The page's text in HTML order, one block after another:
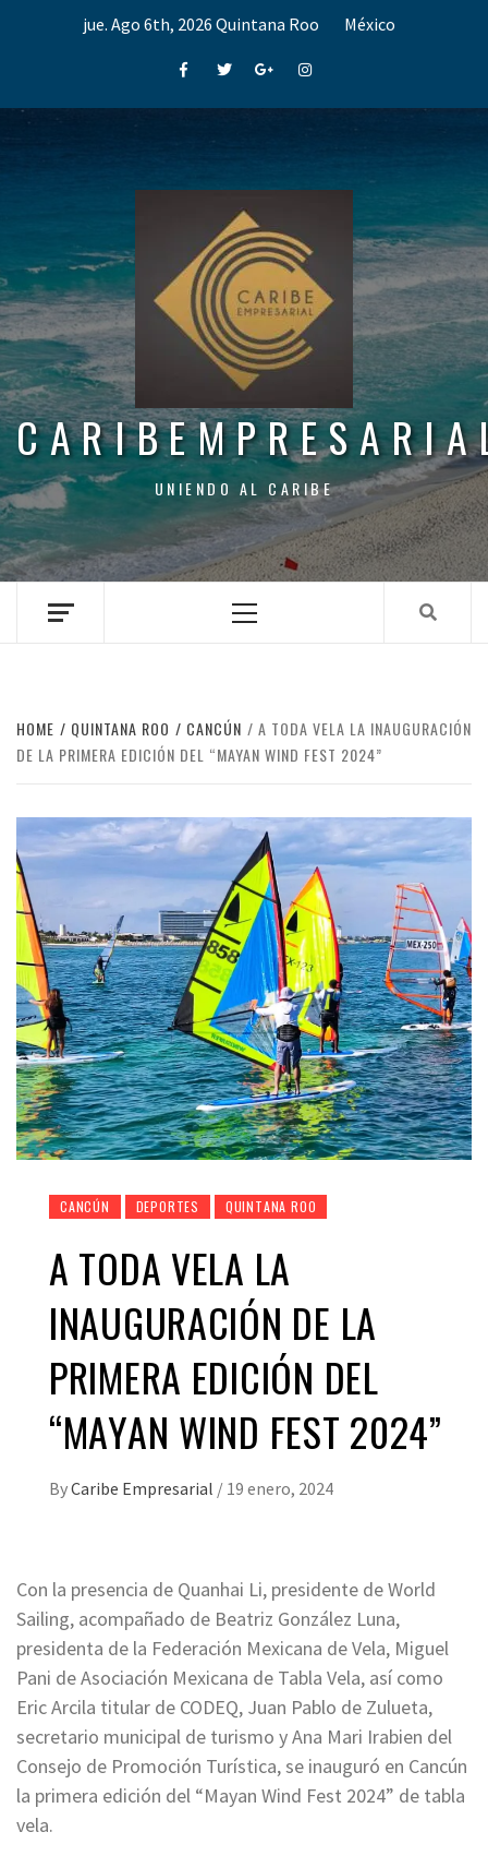
jue. Ago 6th, 2026 Quintana Roo México
FacebookTwitterGoogle+Instagram
UNIENDO AL CARIBE
Menu
HOME QUINTANA ROO CANCÚN
A TODA VELA LA INAUGURACIÓN
DE LA PRIMERA EDICIÓN DEL “MAYAN WIND FEST 2024”
CANCÚN DEPORTES QUINTANA ROO
A TODA VELA LA
INAUGURACIÓN DE LA
PRIMERA EDICIÓN DEL
“MAYAN WIND FEST 2024”
ByCaribe Empresarial / 19 enero, 2024
Con la presencia de Quanhai Li, presidente de World
Sailing, acompañado de Beatriz González Luna,
presidenta de la Federación Mexicana de Vela, Miguel
Pani de Asociación Mexicana de Tabla Vela, así como
Eric Arcila titular de CODEQ, Juan Pablo de Zulueta,
secretario municipal de turismo y Ana Mari Irabien del
Consejo de Promoción Turística, se inauguró en Cancún
la primera edición del “Mayan Wind Fest 2024” de tabla
vela.